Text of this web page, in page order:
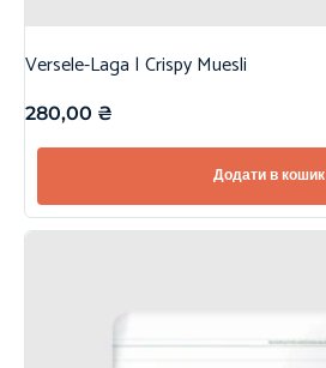
Versele-Laga | Crispy Muesli
280,00 ₴
Додати в кошик